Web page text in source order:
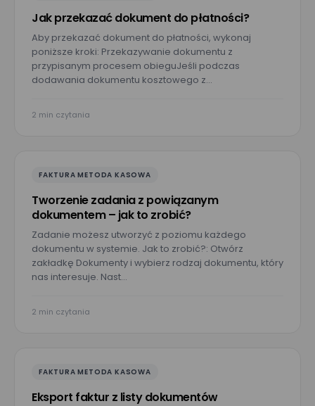
Jak przekazać dokument do płatności?
Aby przekazać dokument do płatności, wykonaj
poniższe kroki: Przekazywanie dokumentu z
przypisanym procesem obieguJeśli podczas
dodawania dokumentu kosztowego z…
2 min czytania
FAKTURA METODA KASOWA
Tworzenie zadania z powiązanym
dokumentem – jak to zrobić?
Zadanie możesz utworzyć z poziomu każdego
dokumentu w systemie. Jak to zrobić?: Otwórz
zakładkę Dokumenty i wybierz rodzaj dokumentu, który
nas interesuje. Nast…
2 min czytania
FAKTURA METODA KASOWA
Eksport faktur z listy dokumentów
Imię*
Wielkość zespołu*
Wyrażam zgodę na przetwarzanie moich danych osobowych
podanych w powyższym formularzu przez Mizzox S.A. w celu
i może być w każdej chwili cofnięta poprzez kontakt z
administratorem danych osobowych.